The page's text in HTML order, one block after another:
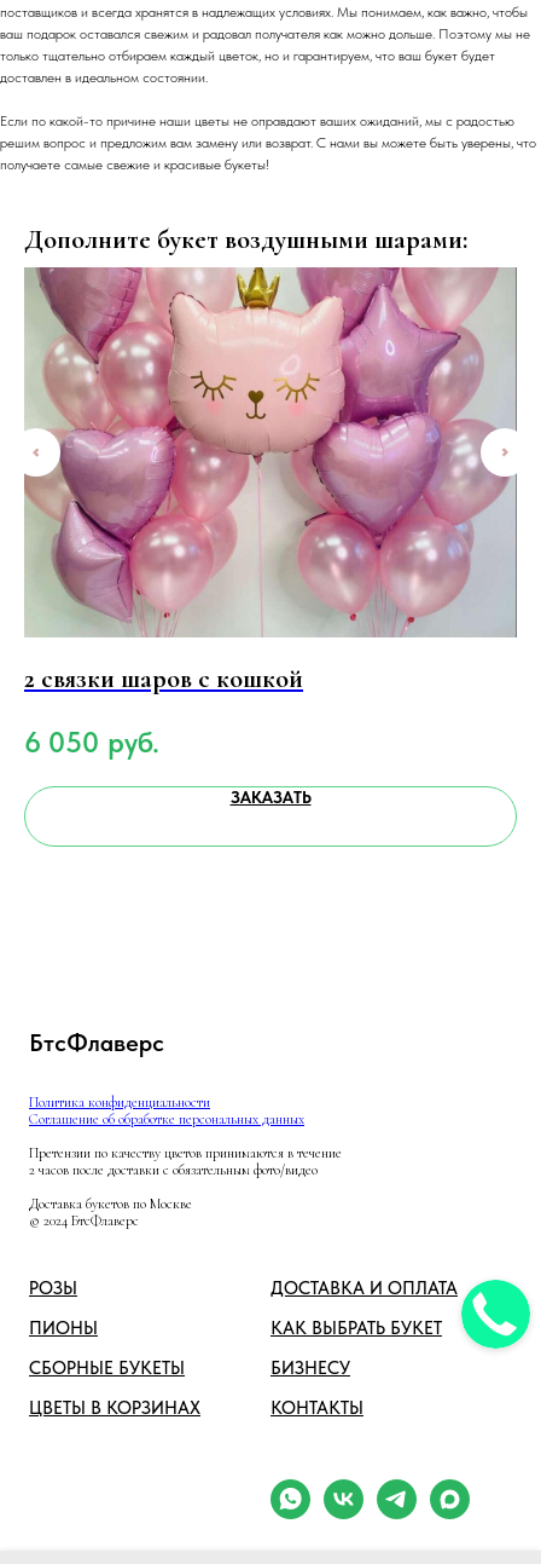
поставщиков и всегда хранятся в надлежащих условиях. Мы понимаем, как важно, чтобы
ваш подарок оставался свежим и радовал получателя как можно дольше. Поэтому мы не
только тщательно отбираем каждый цветок, но и гарантируем, что ваш букет будет
доставлен в идеальном состоянии.
Если по какой-то причине наши цветы не оправдают ваших ожиданий, мы с радостью
решим вопрос и предложим вам замену или возврат. С нами вы можете быть уверены, что
получаете самые свежие и красивые букеты!
Дополните букет воздушными шарами:
2 связки шаров c кошкой
6 050 руб.
ЗАКАЗАТЬ
БтсФлаверс
Политика конфиденциальности
Соглашение об обработке персональных данных
Претензии по качеству цветов принимаются в течение
2 часов после доставки с обязательным фото/видео
Доставка букетов по Москве
© 2024 БтсФлаверс
РОЗЫ
ПИОНЫ
СБОРНЫЕ БУКЕТЫ
ЦВЕТЫ В КОРЗИНАХ
ДОСТАВКА И ОПЛАТА
КАК ВЫБРАТЬ БУКЕТ
БИЗНЕСУ
КОНТАКТЫ